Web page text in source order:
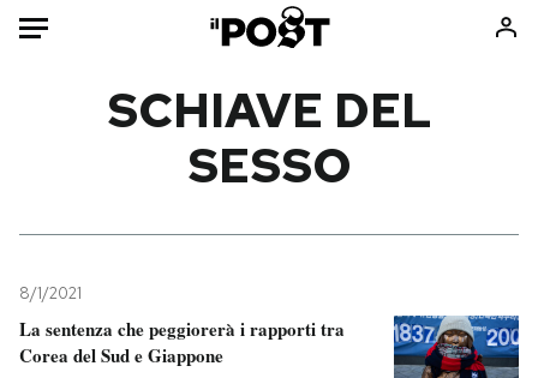
Mondo
Tecnologia
Internet
Libri
Ok Boomer!
SCHIAVE DEL
SESSO
8/1/2021
La sentenza che peggiorerà i rapporti tra
Corea del Sud e Giappone